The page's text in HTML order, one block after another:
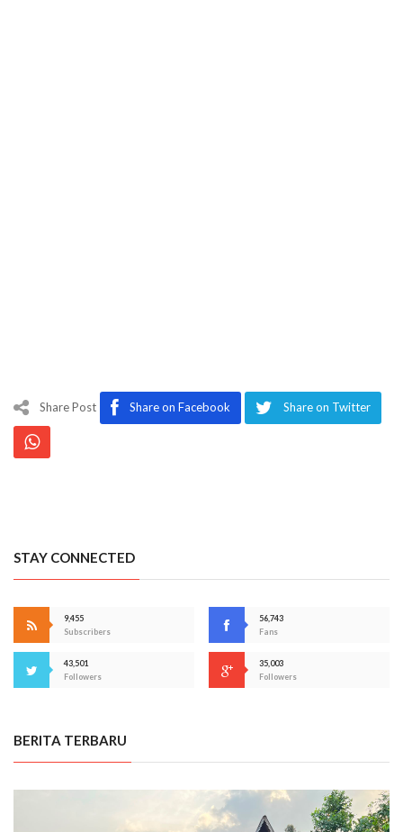
Share Post Share on Facebook Share on Twitter
STAY CONNECTED
9,455
Subscribers
56,743
Fans
43,501
Followers
35,003
Followers
BERITA TERBARU